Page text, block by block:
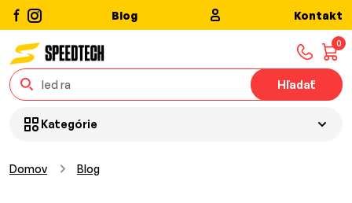
Blog Kontakt
0
Hľadať
Kategórie
Domov Blog